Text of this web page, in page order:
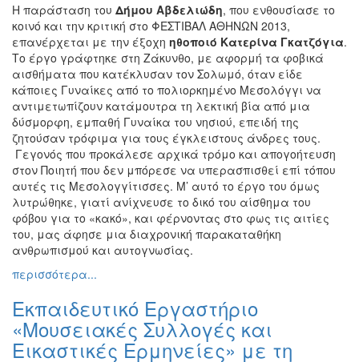
Η παράσταση του Δήμου Αβδελιώδη, που ενθουσίασε το
κοινό και την κριτική στο ΦΕΣΤΙΒΑΛ ΑΘΗΝΩΝ 2013,
επανέρχεται με την έξοχη ηθοποιό Κατερίνα Γκατζόγια.
Το έργο γράφτηκε στη Ζάκυνθο, με αφορμή τα φοβικά
αισθήματα που κατέκλυσαν τον Σολωμό, όταν είδε
κάποιες Γυναίκες από το πολιορκημένο Μεσολόγγι να
αντιμετωπίζουν κατάμουτρα τη λεκτική βία από μια
δύσμορφη, εμπαθή Γυναίκα του νησιού, επειδή της
ζητούσαν τρόφιμα για τους έγκλειστους άνδρες τους.
Γεγονός που προκάλεσε αρχικά τρόμο και απογοήτευση
στον Ποιητή που δεν μπόρεσε να υπερασπισθεί επί τόπου
αυτές τις Μεσολογγίτισσες. Μ’ αυτό το έργο του όμως
λυτρώθηκε, γιατί ανίχνευσε το δικό του αίσθημα του
φόβου για το «κακό», και φέρνοντας στο φως τις αιτίες
του, μας άφησε μια διαχρονική παρακαταθήκη
ανθρωπισμού και αυτογνωσίας.
περισσότερα...
Εκπαιδευτικό Εργαστήριο
«Μουσειακές Συλλογές και
Εικαστικές Ερμηνείες» με τη